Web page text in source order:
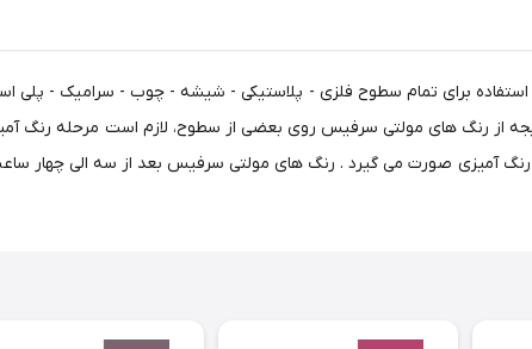
برای تمام سطوح فلزی - پلاستیکی - شیشه - چوب - سرامیک - پلی
از رنگ های مولتی سرفیس روی بعضی از سطوح، لازم است مرحله رنگ